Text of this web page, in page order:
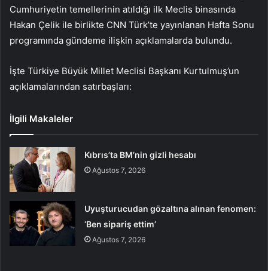
Cumhuriyetin temellerinin atıldığı ilk Meclis binasında
Hakan Çelik ile birlikte CNN Türk’te yayınlanan Hafta Sonu
programında gündeme ilişkin açıklamalarda bulundu.
İşte Türkiye Büyük Millet Meclisi Başkanı Kurtulmuş’un
açıklamalarından satırbaşları:
İlgili Makaleler
Kıbrıs’ta BM’nin gizli hesabı
Ağustos 7, 2026
Uyuşturucudan gözaltına alınan fenomen:
‘Ben sipariş ettim’
Ağustos 7, 2026